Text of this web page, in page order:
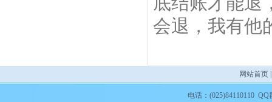
会退，我有他
网站首页
电话：(025)84110110